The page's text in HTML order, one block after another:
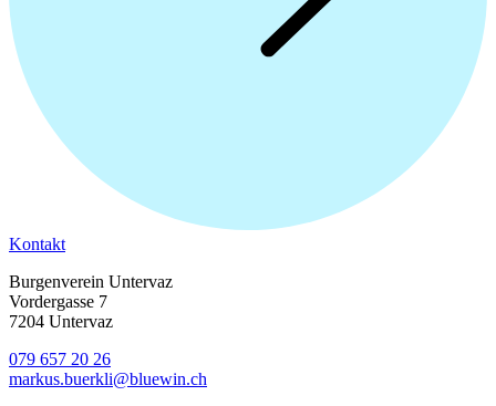
Kontakt
Burgenverein Untervaz
Vordergasse 7
7204 Untervaz
079 657 20 26
markus.buerkli@bluewin.ch